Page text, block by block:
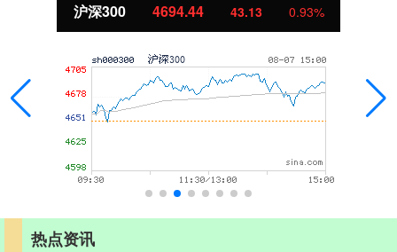
沪深300 4694.44 43.13 0.93%
热点资讯